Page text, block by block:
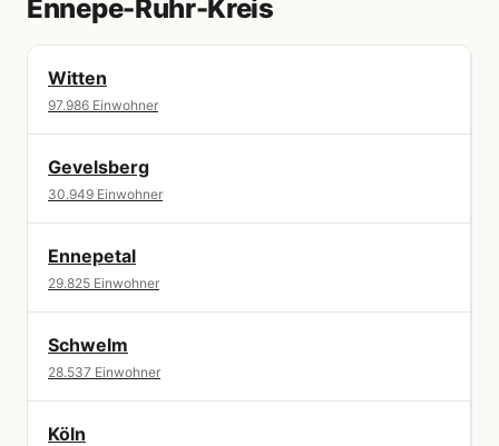
Ennepe-Ruhr-Kreis
Witten
97.986 Einwohner
Gevelsberg
30.949 Einwohner
Ennepetal
29.825 Einwohner
Schwelm
28.537 Einwohner
Köln